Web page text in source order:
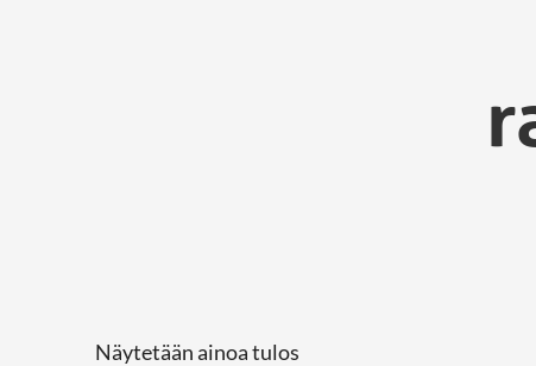
Näytetään ainoa tulos